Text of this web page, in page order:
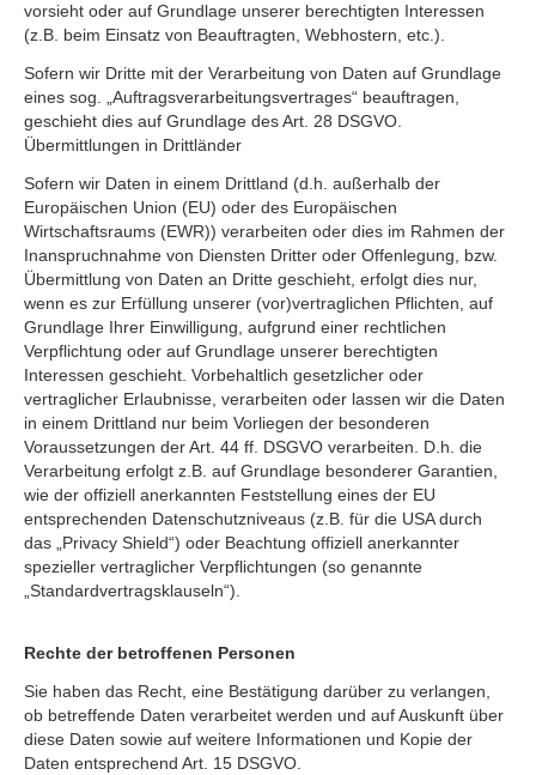
vorsieht oder auf Grundlage unserer berechtigten Interessen
(z.B. beim Einsatz von Beauftragten, Webhostern, etc.).
Sofern wir Dritte mit der Verarbeitung von Daten auf Grundlage
eines sog. „Auftragsverarbeitungsvertrages“ beauftragen,
geschieht dies auf Grundlage des Art. 28 DSGVO.
Übermittlungen in Drittländer
Sofern wir Daten in einem Drittland (d.h. außerhalb der
Europäischen Union (EU) oder des Europäischen
Wirtschaftsraums (EWR)) verarbeiten oder dies im Rahmen der
Inanspruchnahme von Diensten Dritter oder Offenlegung, bzw.
Übermittlung von Daten an Dritte geschieht, erfolgt dies nur,
wenn es zur Erfüllung unserer (vor)vertraglichen Pflichten, auf
Grundlage Ihrer Einwilligung, aufgrund einer rechtlichen
Verpflichtung oder auf Grundlage unserer berechtigten
Interessen geschieht. Vorbehaltlich gesetzlicher oder
vertraglicher Erlaubnisse, verarbeiten oder lassen wir die Daten
in einem Drittland nur beim Vorliegen der besonderen
Voraussetzungen der Art. 44 ff. DSGVO verarbeiten. D.h. die
Verarbeitung erfolgt z.B. auf Grundlage besonderer Garantien,
wie der offiziell anerkannten Feststellung eines der EU
entsprechenden Datenschutzniveaus (z.B. für die USA durch
das „Privacy Shield“) oder Beachtung offiziell anerkannter
spezieller vertraglicher Verpflichtungen (so genannte
„Standardvertragsklauseln“).
Rechte der betroffenen Personen
Sie haben das Recht, eine Bestätigung darüber zu verlangen,
ob betreffende Daten verarbeitet werden und auf Auskunft über
diese Daten sowie auf weitere Informationen und Kopie der
Daten entsprechend Art. 15 DSGVO.